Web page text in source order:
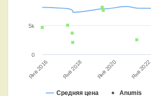
Средняя цена Anumis
Янв 2016 Янв 2018 Янв 2020 Янв 2022
0
5k